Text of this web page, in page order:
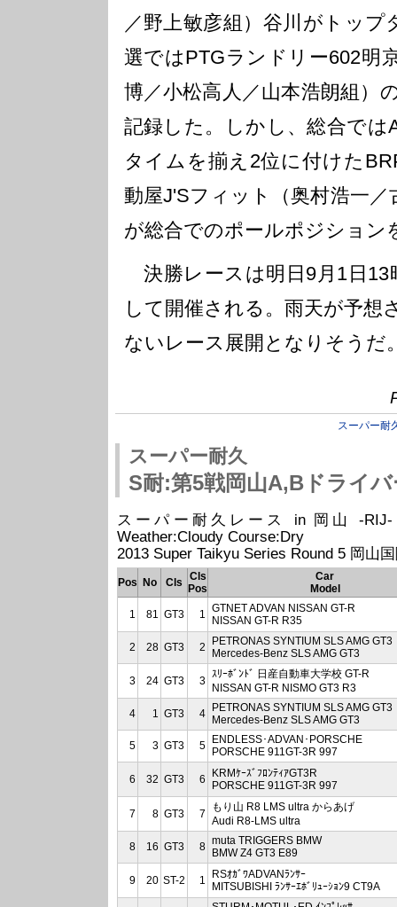
／野上敏彦組）谷川がトッ
選ではPTGランドリー602明
博／小松高人／山本浩朗組）
記録した。しかし、総合で
タイムを揃え2位に付けた
動屋J'Sフィット（奥村浩一／
が総合でのポールポジション
決勝レースは明日9月1日13
して開催される。雨天が予想
ないレース展開となりそうだ
スーパー耐
スーパー耐久
S耐:第5戦岡山A,Bドライ
スーパー耐久レース in 岡山 -RIJ-
Weather:Cloudy Course:Dry
2013 Super Taikyu Series Round 5 岡山
Pos No Cls
Cls
Pos
Car
Model
1 81 GT3 1 GTNET ADVAN NISSAN GT-R
NISSAN GT-R R35
2 28 GT3 2
PETRONAS SYNTIUM SLS AMG GT3
Mercedes-Benz SLS AMG GT3
3 24 GT3 3
ｽﾘｰﾎﾞﾝﾄﾞ 日産自動車大学校 GT-R
NISSAN GT-R NISMO GT3 R3
4 1 GT3 4
PETRONAS SYNTIUM SLS AMG GT3
Mercedes-Benz SLS AMG GT3
5 3 GT3 5
ENDLESS･ADVAN･PORSCHE
PORSCHE 911GT-3R 997
6 32 GT3 6
KRMｹｰｽﾞﾌﾛﾝﾃｨｱGT3R
PORSCHE 911GT-3R 997
7 8 GT3 7
もり山 R8 LMS ultra からあげ
Audi R8-LMS ultra
8 16 GT3 8 muta TRIGGERS BMW
BMW Z4 GT3 E89
9 20 ST-2 1
RSｵｶﾞﾜADVANﾗﾝｻｰ
MITSUBISHI ﾗﾝｻｰｴﾎﾞﾘｭｰｼｮﾝ9 CT9A